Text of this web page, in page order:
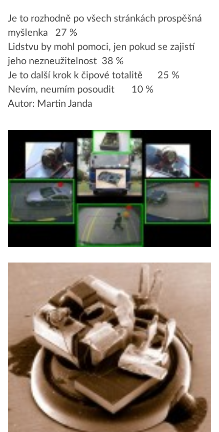
Je to rozhodně po všech stránkách prospěšná
myšlenka 27 %
Lidstvu by mohl pomoci, jen pokud se zajistí
jeho nezneužitelnost 38 %
Je to další krok k čipové totalitě 25 %
Nevím, neumím posoudit 10 %
Autor: Martin Janda